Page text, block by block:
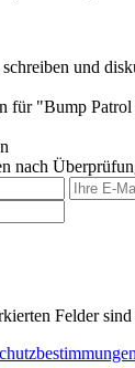
und
für "Bump
nach
Felder